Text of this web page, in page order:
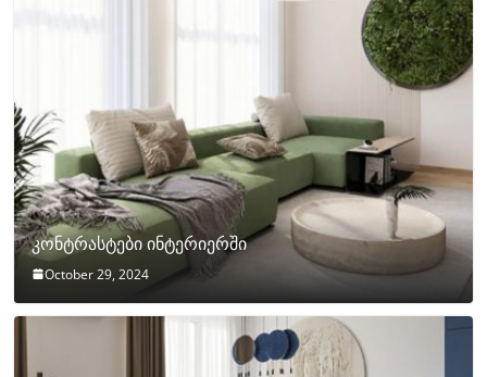
კონტრასტები ინტერიერში
October 29, 2024